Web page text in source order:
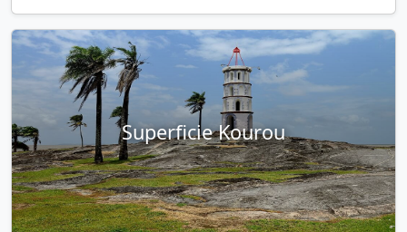
Superficie Kourou